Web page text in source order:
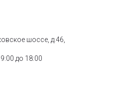
шоссе, д.46,
до 18:00​